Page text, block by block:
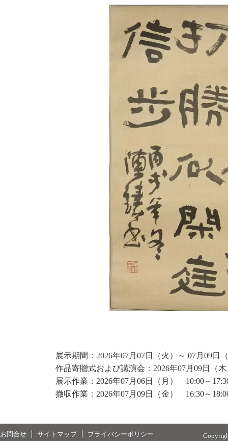
展示期間：2026年07月07日（火）～ 07月09日
作品寄贈式および講演会：2026年07月09日（木
展示作業：2026年07月06日（月） 10:00～
撤収作業：2026年07月09日（金） 16:30～
お問合せ サイトマップ プライバシーポリシー